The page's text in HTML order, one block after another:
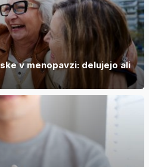
v menopavzi: delujejo ali